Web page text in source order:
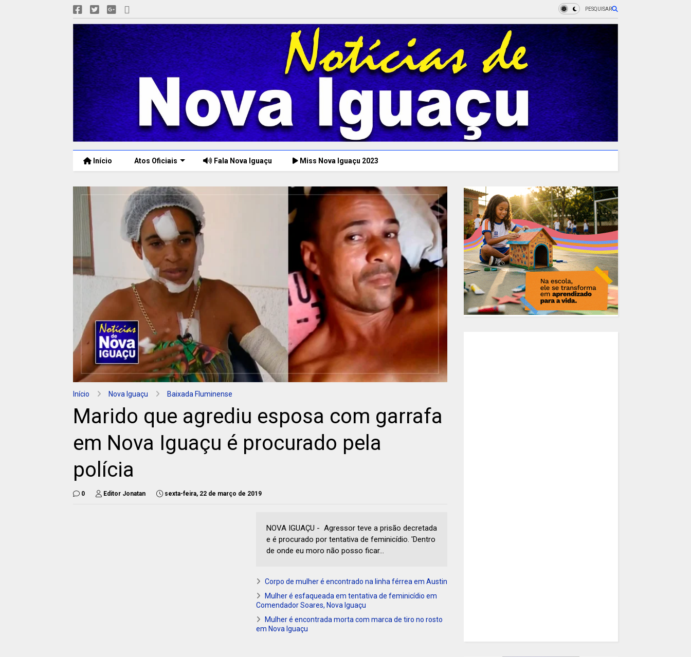
PESQUISAR
Início Atos Oficiais Fala Nova Iguaçu Miss Nova Iguaçu 2023
Início Nova Iguaçu Baixada Fluminense
Marido que agrediu esposa com garrafa
em Nova Iguaçu é procurado pela
polícia
0 Editor Jonatan sexta-feira, 22 de março de 2019
NOVA IGUAÇU - Agressor teve a prisão decretada
e é procurado por tentativa de feminicídio. 'Dentro
de onde eu moro não posso ficar...
Corpo de mulher é encontrado na linha férrea em Austin
Mulher é esfaqueada em tentativa de feminicídio em
Comendador Soares, Nova Iguaçu
Mulher é encontrada morta com marca de tiro no rosto
em Nova Iguaçu